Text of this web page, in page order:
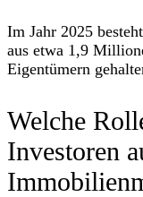
Im Jahr 2025
aus etwa 1,9
Eigentümern
Welche
Investoren